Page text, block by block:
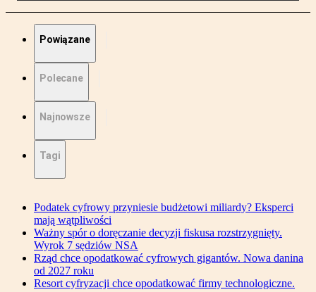
Powiązane
Polecane
Najnowsze
Tagi
Podatek cyfrowy przyniesie budżetowi miliardy? Eksperci
mają wątpliwości
Ważny spór o doręczanie decyzji fiskusa rozstrzygnięty.
Wyrok 7 sędziów NSA
Rząd chce opodatkować cyfrowych gigantów. Nowa danina
od 2027 roku
Resort cyfryzacji chce opodatkować firmy technologiczne.